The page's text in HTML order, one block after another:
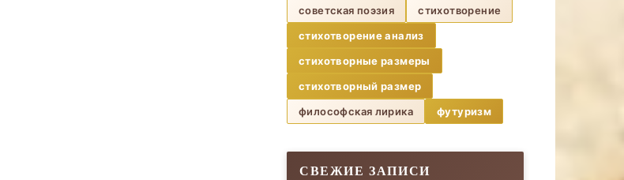
советская поэзия
стихотворение
стихотворение анализ
стихотворные размеры
стихотворный размер
философская лирика
футуризм
СВЕЖИЕ ЗАПИСИ